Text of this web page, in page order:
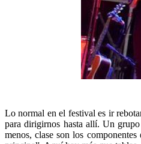
Lo normal en el festival es ir
para dirigirnos hasta allí. Un
menos, clase son los